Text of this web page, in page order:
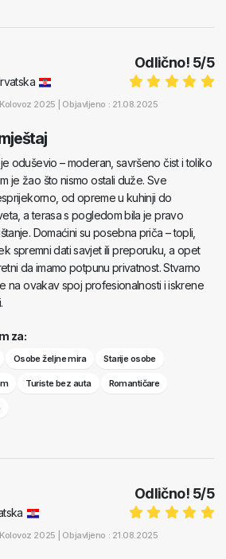
Odlično! 5/5
2025 | Objavljeno : 21.08.2025
oduševio – moderan, savršeno čist i toliko
je žao što nismo ostali duže. Sve
od opreme u kuhinji do
a terasa s pogledom bila je pravo
Domaćini su posebna priča – topli,
spremni dati savjet ili preporuku, a opet
da imamo potpunu privatnost. Stvarno
na ovakav spoj profesionalnosti i iskrene
za:
Osobe željne mira Starije osobe
Turiste bez auta Romantičare
Odlično! 5/5
2025 | Objavljeno : 21.08.2025